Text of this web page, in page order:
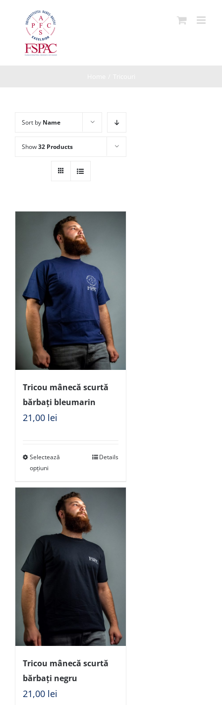
Sort by Name
Show32 Products
Tricou mânecă scurtă
bărbați bleumarin
21,00 lei
Selectează
opțiuni
Details
Tricou mânecă scurtă
bărbați negru
21,00 lei